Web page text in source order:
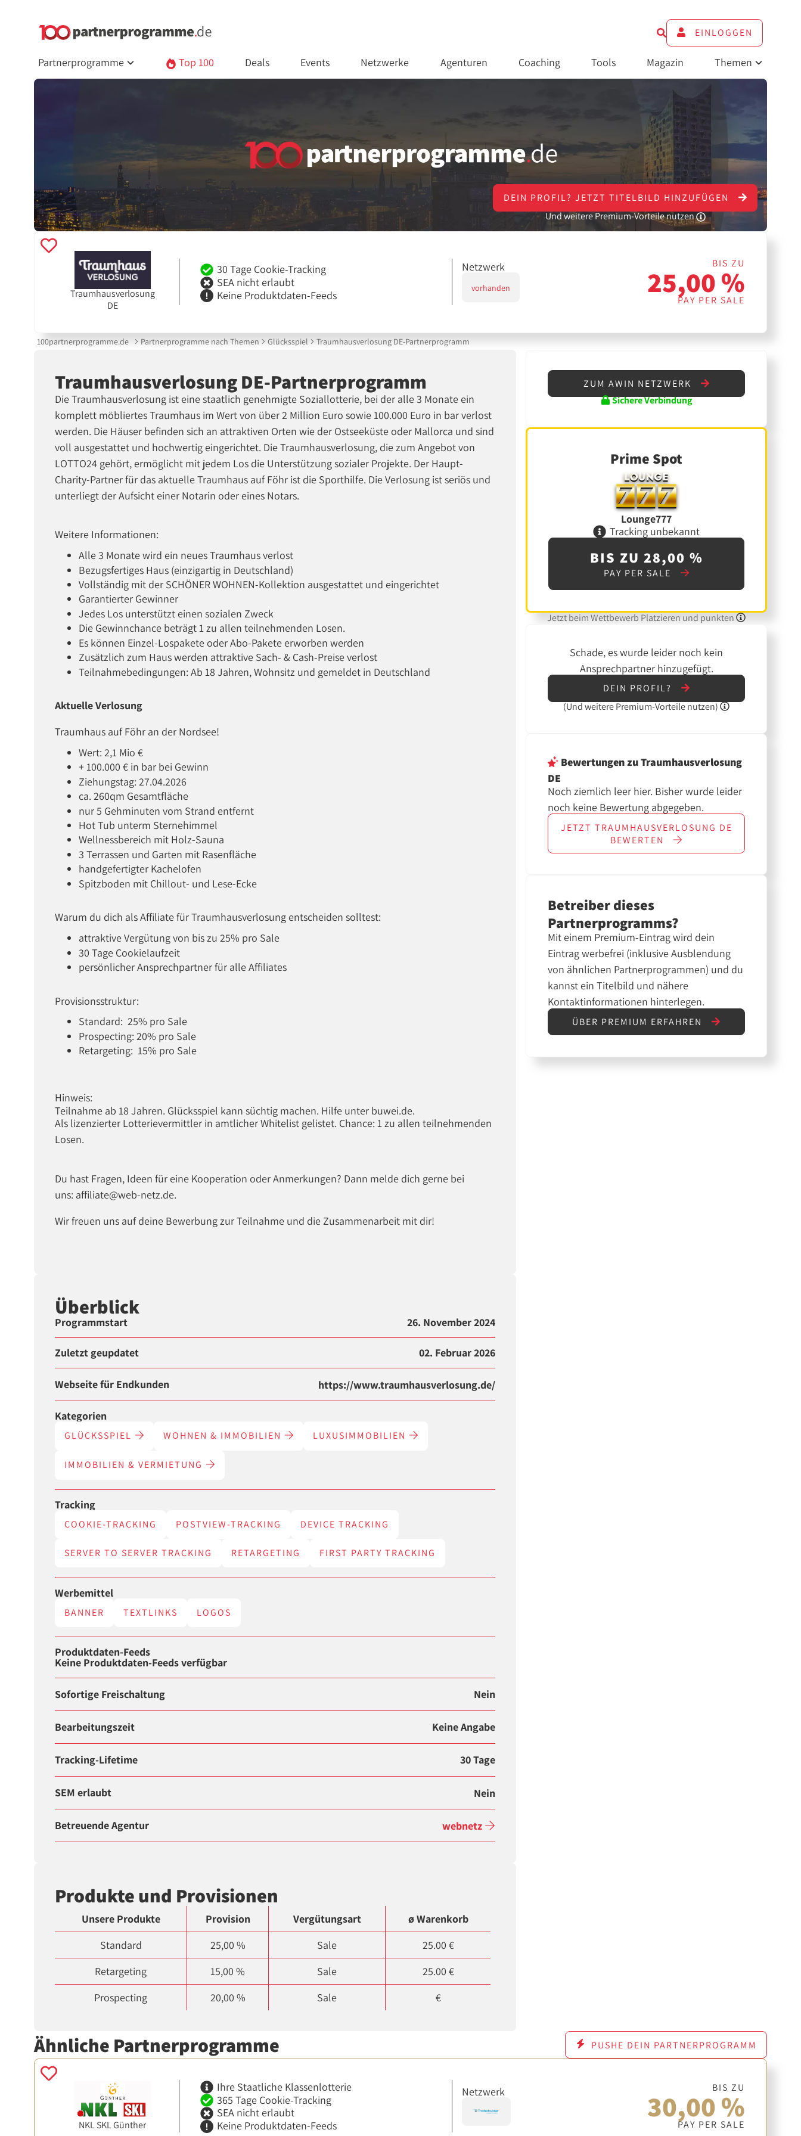
EINLOGGEN
Partnerprogramme Top 100 Deals Events Netzwerke Agenturen Coaching Tools Magazin Themen
DEIN PROFIL? JETZT TITELBILD HINZUFÜGEN
Und weitere Premium-Vorteile nutzen
Traumhausverlosung
DE
30 Tage Cookie-Tracking
SEA nicht erlaubt
Keine Produktdaten-Feeds
Netzwerk
vorhanden
BIS ZU
25,00 %
PAY PER SALE
100partnerprogramme.de Partnerprogramme nach Themen Glücksspiel Traumhausverlosung DE-Partnerprogramm
Traumhausverlosung DE-Partnerprogramm
Die Traumhausverlosung ist eine staatlich genehmigte Soziallotterie, bei der alle 3 Monate ein
komplett möbliertes Traumhaus im Wert von über 2 Million Euro sowie 100.000 Euro in bar verlost
werden. Die Häuser befinden sich an attraktiven Orten wie der Ostseeküste oder Mallorca und sind
voll ausgestattet und hochwertig eingerichtet. Die Traumhausverlosung, die zum Angebot von
LOTTO24 gehört, ermöglicht mit jedem Los die Unterstützung sozialer Projekte. Der Haupt-
Charity-Partner für das aktuelle Traumhaus auf Föhr ist die Sporthilfe. Die Verlosung ist seriös und
unterliegt der Aufsicht einer Notarin oder eines Notars.
Weitere Informationen:
Alle 3 Monate wird ein neues Traumhaus verlost
Bezugsfertiges Haus (einzigartig in Deutschland)
Vollständig mit der SCHÖNER WOHNEN-Kollektion ausgestattet und eingerichtet
Garantierter Gewinner
Jedes Los unterstützt einen sozialen Zweck
Die Gewinnchance beträgt 1 zu allen teilnehmenden Losen.
Es können Einzel-Lospakete oder Abo-Pakete erworben werden
Zusätzlich zum Haus werden attraktive Sach- & Cash-Preise verlost
Teilnahmebedingungen: Ab 18 Jahren, Wohnsitz und gemeldet in Deutschland
Aktuelle Verlosung
Traumhaus auf Föhr an der Nordsee!
Wert: 2,1 Mio €
+ 100.000 € in bar bei Gewinn
Ziehungstag: 27.04.2026
ca. 260qm Gesamtfläche
nur 5 Gehminuten vom Strand entfernt
Hot Tub unterm Sternehimmel
Wellnessbereich mit Holz-Sauna
3 Terrassen und Garten mit Rasenfläche
handgefertigter Kachelofen
Spitzboden mit Chillout- und Lese-Ecke
Warum du dich als Affiliate für Traumhausverlosung entscheiden solltest:
attraktive Vergütung von bis zu 25% pro Sale
30 Tage Cookielaufzeit
persönlicher Ansprechpartner für alle Affiliates
Provisionsstruktur:
Standard: 25% pro Sale
Prospecting: 20% pro Sale
Retargeting: 15% pro Sale
Hinweis:
Teilnahme ab 18 Jahren. Glücksspiel kann süchtig machen. Hilfe unter buwei.de.
Als lizenzierter Lotterievermittler in amtlicher Whitelist gelistet. Chance: 1 zu allen teilnehmenden
Losen.
Du hast Fragen, Ideen für eine Kooperation oder Anmerkungen? Dann melde dich gerne bei
uns: affiliate@web-netz.de.
Wir freuen uns auf deine Bewerbung zur Teilnahme und die Zusammenarbeit mit dir!
Überblick
Programmstart 26. November 2024
Zuletzt geupdatet 02. Februar 2026
Webseite für Endkunden https://www.traumhausverlosung.de/
Kategorien
GLÜCKSSPIEL WOHNEN & IMMOBILIEN LUXUSIMMOBILIEN
IMMOBILIEN & VERMIETUNG
Tracking
COOKIE-TRACKING POSTVIEW-TRACKING DEVICE TRACKING
SERVER TO SERVER TRACKING RETARGETING FIRST PARTY TRACKING
Werbemittel
BANNER TEXTLINKS LOGOS
Produktdaten-Feeds
Keine Produktdaten-Feeds verfügbar
Sofortige Freischaltung Nein
Bearbeitungszeit Keine Angabe
Tracking-Lifetime 30 Tage
SEM erlaubt Nein
Betreuende Agentur webnetz
Produkte und Provisionen
Unsere Produkte Provision Vergütungsart
ø Warenkorb
Standard
25,00 % Sale
25.00 €
Retargeting
15,00 % Sale
25.00 €
Prospecting
20,00 % Sale €
ZUM AWIN NETZWERK
Sichere Verbindung
Prime Spot
Lounge777
Tracking unbekannt
BIS ZU 28,00 %
PAY PER SALE
Jetzt beim Wettbewerb Platzieren und punkten
Schade, es wurde leider noch kein
Ansprechpartner hinzugefügt.
DEIN PROFIL?
(UndweiterePremium-Vorteile nutzen)
Bewertungenzu Traumhausverlosung
DE
Noch ziemlich leer hier. Bisher wurde leider
noch keine Bewertung abgegeben.
JETZT TRAUMHAUSVERLOSUNG DE
BEWERTEN
Betreiber dieses
Partnerprogramms?
Mit einem Premium-Eintrag wird dein
Eintrag werbefrei (inklusive Ausblendung
von ähnlichen Partnerprogrammen) und du
kannst ein Titelbild und nähere
Kontaktinformationen hinterlegen.
ÜBER PREMIUM ERFAHREN
Ähnliche Partnerprogramme PUSHE DEIN PARTNERPROGRAMM
NKL SKL Günther
Ihre Staatliche Klassenlotterie
365 Tage Cookie-Tracking
SEA nicht erlaubt
Keine Produktdaten-Feeds
Netzwerk BIS ZU
30,00 %
PAY PER SALE